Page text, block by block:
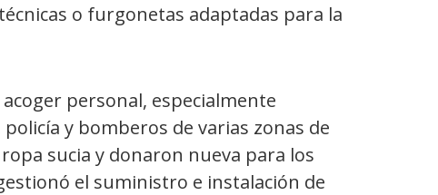
o furgonetas adaptadas para la
personal, especialmente
y bomberos de varias zonas de
sucia y donaron nueva para los
el suministro e instalación de